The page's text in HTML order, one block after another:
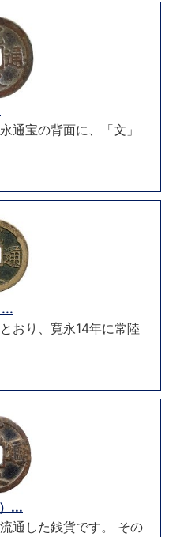
通宝の背面に、「文」
おり、寛永14年に常陸
...
通した銭貨です。 その